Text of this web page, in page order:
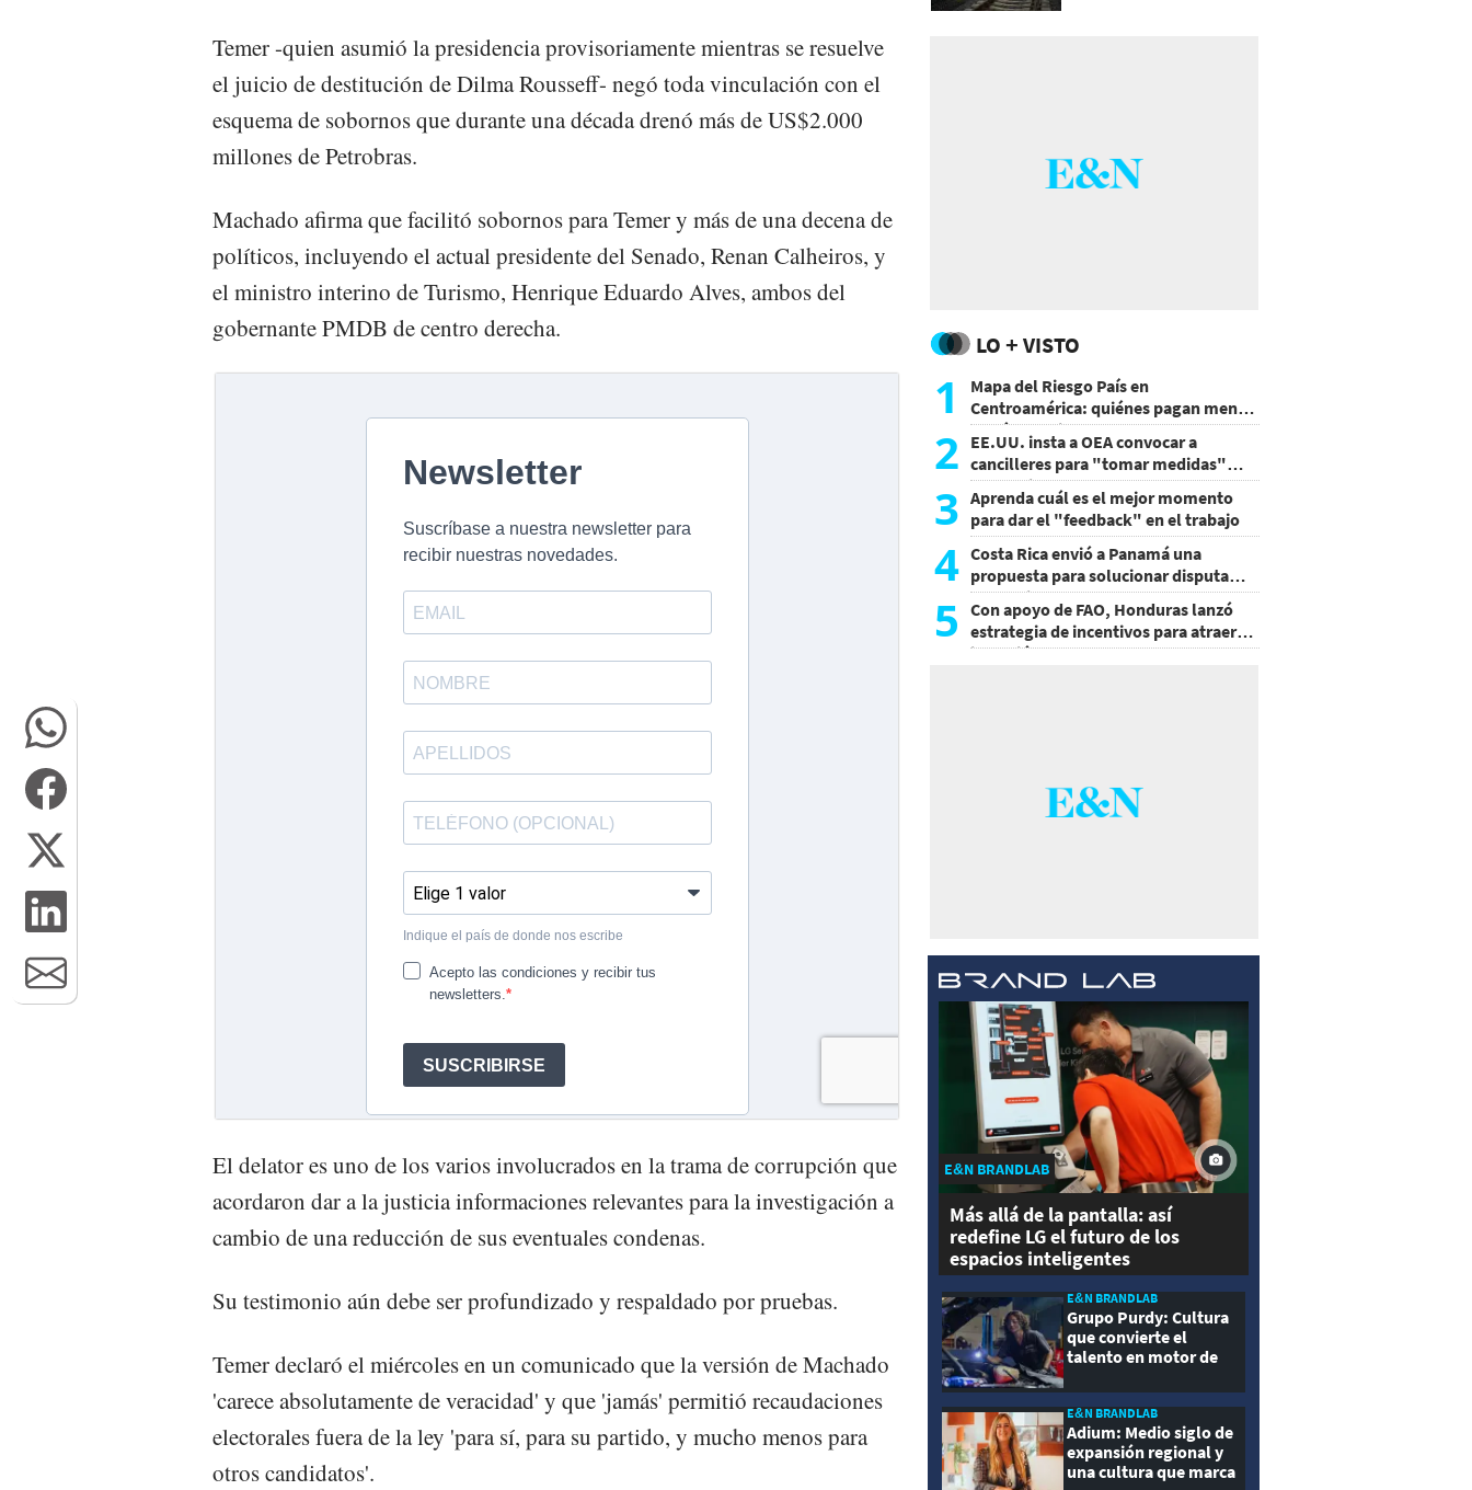
Temer -quien asumió la presidencia provisoriamente mientras se resuelve
el juicio de destitución de Dilma Rousseff- negó toda vinculación con el
esquema de sobornos que durante una década drenó más de US$2.000
millones de Petrobras.
Machado afirma que facilitó sobornos para Temer y más de una decena de
políticos, incluyendo el actual presidente del Senado, Renan Calheiros, y
el ministro interino de Turismo, Henrique Eduardo Alves, ambos del
gobernante PMDB de centro derecha.
El delator es uno de los varios involucrados en la trama de corrupción que
acordaron dar a la justicia informaciones relevantes para la investigación a
cambio de una reducción de sus eventuales condenas.
Su testimonio aún debe ser profundizado y respaldado por pruebas.
Temer declaró el miércoles en un comunicado que la versión de Machado
'carece absolutamente de veracidad' y que 'jamás' permitió recaudaciones
electorales fuera de la ley 'para sí, para su partido, y mucho menos para
otros candidatos'.
LO + VISTO
1
Mapa del Riesgo País en
Centroamérica: quiénes pagan menos
y cuáles mejoraron
2 EE.UU. insta a OEA convocar a
cancilleres para "tomar medidas"
sobre Nicaragua
3 Aprenda cuál es el mejor momento
para dar el "feedback" en el trabajo
4 Costa Rica envió a Panamá una
propuesta para solucionar disputa
comercial
5
Con apoyo de FAO, Honduras lanzó
estrategia de incentivos para atraer
inversión al agro
E&N BRANDLAB
Más allá de la pantalla: así
redefine LG el futuro de los
espacios inteligentes
E&N BRANDLAB
Grupo Purdy: Cultura
que convierte el
talento en motor de
E&N BRANDLAB
Adium: Medio siglo de
expansión regional y
una cultura que marca